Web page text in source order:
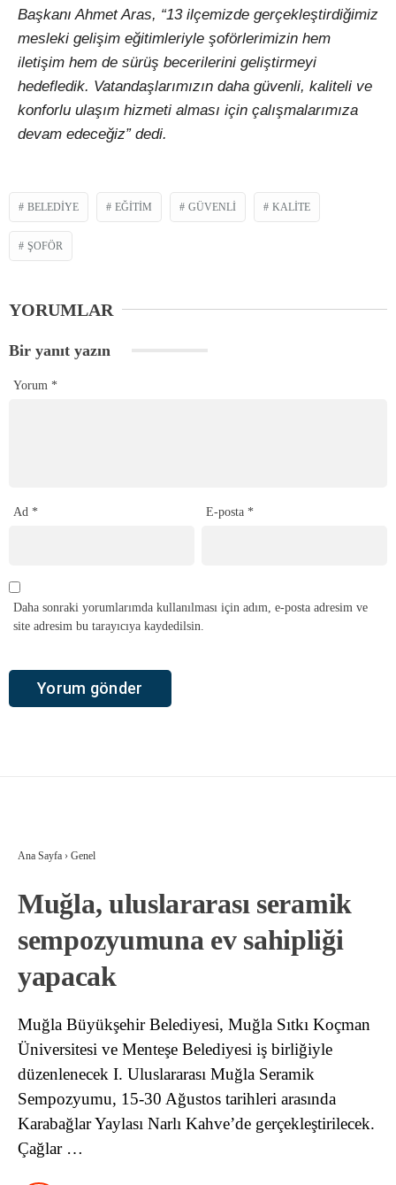
Başkanı Ahmet Aras, “13 ilçemizde gerçekleştirdiğimiz
mesleki gelişim eğitimleriyle şoförlerimizin hem
iletişim hem de sürüş becerilerini geliştirmeyi
hedefledik. Vatandaşlarımızın daha güvenli, kaliteli ve
konforlu ulaşım hizmeti alması için çalışmalarımıza
devam edeceğiz” dedi.
BELEDIYE EĞITIM GÜVENLI KALITE
ŞOFÖR
YORUMLAR
Bir yanıt yazın
Yorum *
Ad * E-posta *
Daha sonraki yorumlarımda kullanılması için adım, e-posta adresim ve
site adresim bu tarayıcıya kaydedilsin.
Ana Sayfa › Genel
Muğla, uluslararası seramik
sempozyumuna ev sahipliği
yapacak
Muğla Büyükşehir Belediyesi, Muğla Sıtkı Koçman
Üniversitesi ve Menteşe Belediyesi iş birliğiyle
düzenlenecek I. Uluslararası Muğla Seramik
Sempozyumu, 15-30 Ağustos tarihleri arasında
Karabağlar Yaylası Narlı Kahve’de gerçekleştirilecek.
Çağlar …